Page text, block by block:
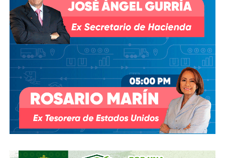
presidenteAndrés Manuel López Obradorrespondió a
una petición del gobernador Ricardo Gallardo Cardona con
un “a lo mejor se lo cambiamos” que no derivó en ningún
trámite documentado; y desde 2025, la Comisión Nacional
del Agua asegura estar “evaluando” el retiro de la
concesión, hasta el momento, sin resolución.
También lee:Diputada pide poner un alto a la empresa de
El Realito